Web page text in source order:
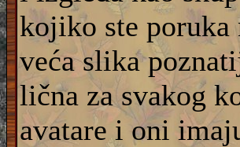
kojiko ste
veća slika
lična za svakog
avatare i oni